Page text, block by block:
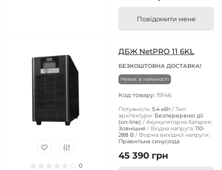
Повідомити мене
0
ДБЖ NetPRO 11 6KL
БЕЗКОШТОВНА ДОСТАВКА!
Немає в наявності
Код товару: 19146
Потужність: 5.4 кВт
Тип
архітектури: Безперервної дії
(on-line)
Акумуляторна батарея:
Зовнішня
Вхідна напруга: 110-
288 В
Форма вихідної напруги:
Правильна синусоїда
45 390 грн